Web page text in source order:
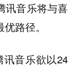
讯音乐将与喜
路径。
音乐欲以24